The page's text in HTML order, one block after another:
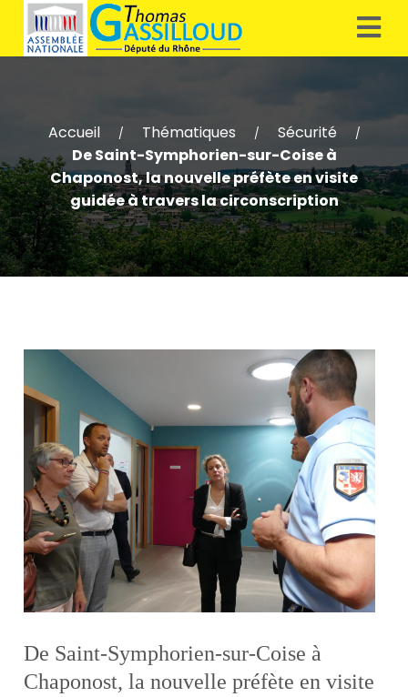
Accueil / Thématiques / Sécurité /
De Saint-Symphorien-sur-Coise à
Chaponost, la nouvelle préfète en visite
guidée à travers la circonscription
De Saint-Symphorien-sur-Coise à
Chaponost, la nouvelle préfète en visite